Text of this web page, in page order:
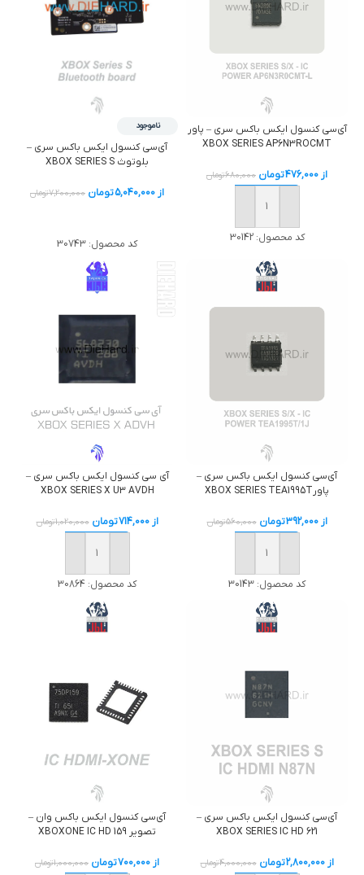
آي‌سی کنسول ایکس باکس سری – پاور
XBOX SERIES AP6N3ROCMT
از 476,000تومان 680,000تومان
خرید
کد محصول:30142
ناموجود
آي‌سی کنسول ایکس باکس سری –
بلوتوث XBOX SERIES S
از 5,040,000تومان 7,200,000تومان
کد محصول: 30743
آي‌سی کنسول ایکس باکس سری –
پاورXBOX SERIES TEA1995T
از392,000تومان 560,000تومان
خرید
کد محصول: 30143
آی سی کنسول ایکس باکس سری –
XBOX SERIES X U3 AVDH
از714,000تومان 1,020,000تومان
خرید
کد محصول: 30864
آي‌سی کنسول ایکس باکس سری –
XBOX SERIES IC HD 621
از2,800,000تومان 4,000,000تومان
آی‌سی کنسول ایکس باکس وان –
تصویر XBOXONE IC HD 159
از700,000تومان 1,000,000تومان